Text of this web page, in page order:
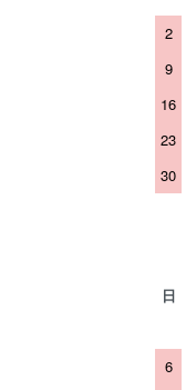
2
9
16
23
30
日
6